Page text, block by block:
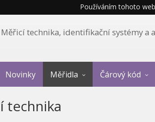
Používáním tohoto
Měřicí technika, identifikační systémy a
Novinky Měřidla Čárový kód
technika